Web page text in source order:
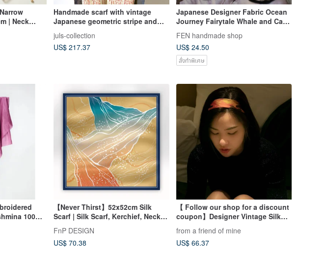
| Neck
Handmade scarf with vintage
Japanese geometric stripe and
juls-collection
US$ 217.37
Japanese Designer Fabric Ocean
Journey Fairytale Whale and Cat
All Ages Neck Warmer -
FEN handmade shop
US$ 24.50
สั่งทำพิเศษ
100%
【Never Thirst】52x52cm Silk
Scarf | Silk Scarf, Kerchief, Neck
FnP DESIGN
US$ 70.38
【 Follow our shop for a discount
coupon】Designer Vintage Silk
from a friend of mine
US$ 66.37